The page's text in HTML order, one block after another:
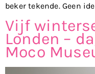
beker tekende. Geen
Vijf
Londen –
Moco